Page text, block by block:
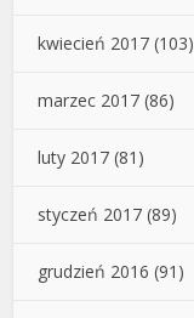
kwiecień 2017 (103)
marzec 2017 (86)
luty 2017 (81)
styczeń 2017 (89)
grudzień 2016 (91)